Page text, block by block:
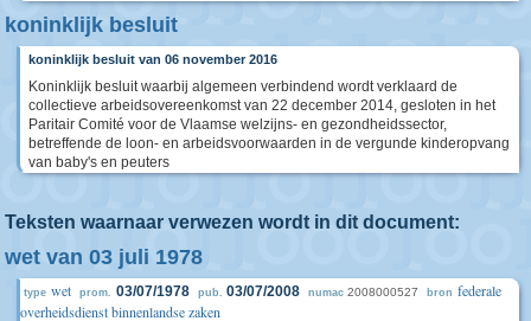
koninklijk besluit
koninklijk besluit van 06 november 2016
Koninklijk besluit waarbij algemeen verbindend wordt verklaard de
collectieve arbeidsovereenkomst van 22 december 2014, gesloten in het
Paritair Comité voor de Vlaamse welzijns- en gezondheidssector,
betreffende de loon- en arbeidsvoorwaarden in de vergunde kinderopvang
van baby's en peuters
Teksten waarnaar verwezen wordt in dit document:
wet van 03 juli 1978
type wet prom. 03/07/1978 pub. 03/07/2008 numac 2008000527 bron federale
overheidsdienst binnenlandse zaken